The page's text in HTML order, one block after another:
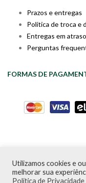
Prazos e entregas
Política de troca e
Entregas em atraso
Perguntas
FORMAS DE
Livraria da Cartola ©
Utilizamos cookies e
melhorar sua
Política de Privacidade